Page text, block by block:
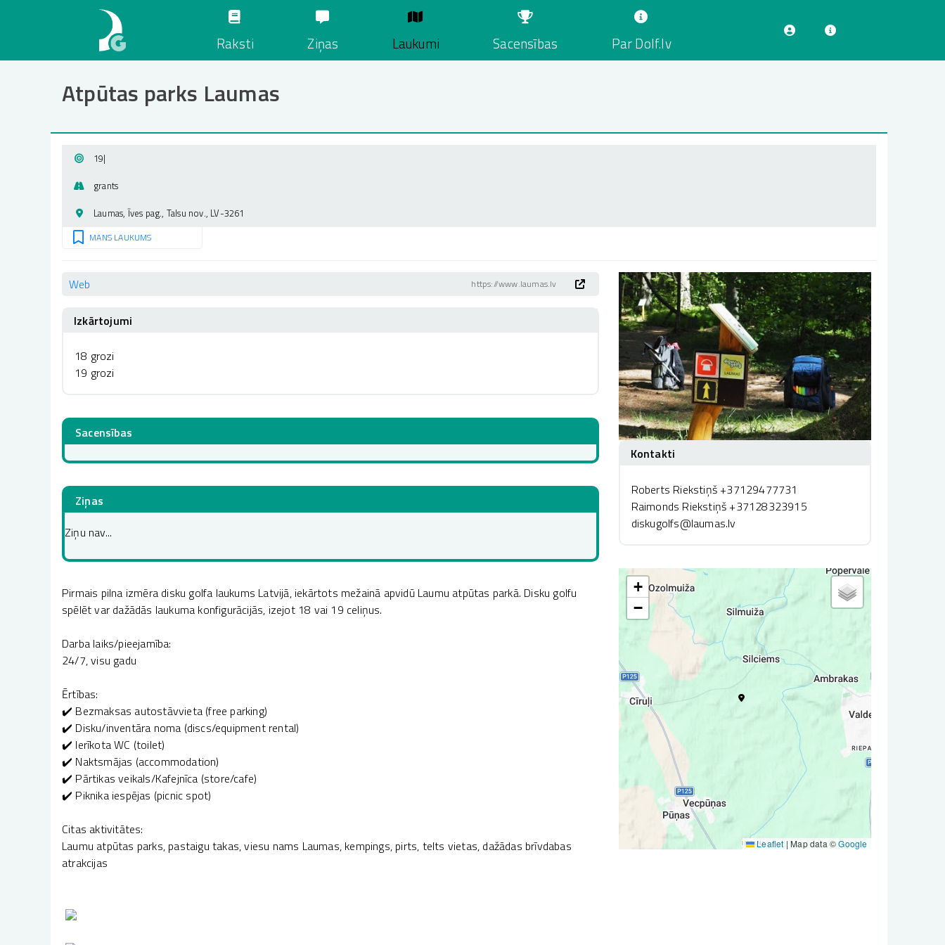
saturu
Raksti Ziņas Laukumi Sacensības Par Dolf.lv
Atpūtas parks Laumas
19|
grants
Laumas, Īves pag., Talsu nov., LV-3261
MANS LAUKUMS
Web https://www.laumas.lv
Izkārtojumi
18 grozi
19 grozi
Sacensības
Ziņas
Ziņu nav...
Pirmais pilna izmēra disku golfa laukums Latvijā, iekārtots mežainā apvidū Laumu atpūtas parkā. Disku golfu
spēlēt var dažādās laukuma konfigurācijās, izejot 18 vai 19 celiņus.
Darba laiks/pieejamība:
24/7, visu gadu
Ērtības:
✔️ Bezmaksas autostāvvieta (free parking)
✔️ Disku/inventāra noma (discs/equipment rental)
✔️ Ierīkota WC (toilet)
✔️ Naktsmājas (accommodation)
✔️ Pārtikas veikals/Kafejnīca (store/cafe)
✔️ Piknika iespējas (picnic spot)
Citas aktivitātes:
Laumu atpūtas parks, pastaigu takas, viesu nams Laumas, kempings, pirts, telts vietas, dažādas brīvdabas
atrakcijas
Kontakti
Roberts Riekstiņš +37129477731
Raimonds Riekstiņš +37128323915
diskugolfs@laumas.lv
+
−
Leaflet | Map data ©Google